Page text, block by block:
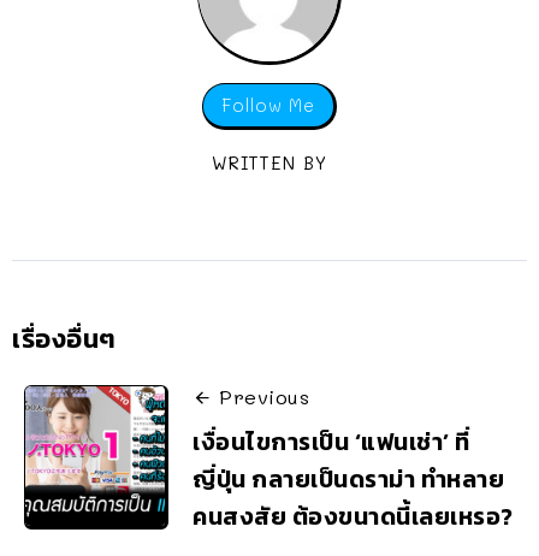
Follow Me
WRITTEN BY
เรื่องอื่นๆ
Previous
เงื่อนไขการเป็น ‘แฟนเช่า’ ที่
ญี่ปุ่น กลายเป็นดราม่า ทำหลาย
คนสงสัย ต้องขนาดนี้เลยเหรอ?